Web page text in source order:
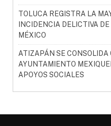
TOLUCA REGISTRA LA
INCIDENCIA DELICTIVA
MÉXICO
ATIZAPÁN SE CONSOLIDA
AYUNTAMIENTO
APOYOS SOCIALES